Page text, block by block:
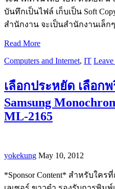
บันทึกเป็นไฟล์ เก็บเป็น Soft
สำนักงาน จะเป็นสำนักงานเล็ก
Read More
Computers and Internet, IT
เลือกประหยัด เลือก
Samsung
ML-2165
yokekung May 10, 2012
*Sponsor Content* สำหรับใค